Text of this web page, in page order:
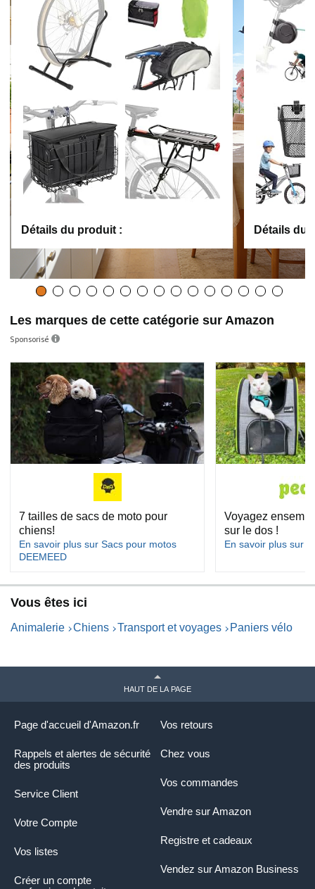
Détails du produit : Détails du
Les marques de cette catégorie sur Amazon
Sponsorisé
7 tailles de sacs de moto pour
chiens!
En savoir plus sur Sacs pour motos
DEEMEED
Voyagez
sur le dos !
En savoir plus sur
Vous êtes ici
Animalerie Chiens Transport et voyages Paniers vélo
HAUT DE LA PAGE
Vos retours
Chez vous
Vos commandes
Vendre sur Amazon
Registre et cadeaux
Vendez sur Amazon Business
Page d'accueil d'Amazon.fr
Rappels et alertes de sécurité
des produits
Service Client
Votre Compte
Vos listes
Créer un compte